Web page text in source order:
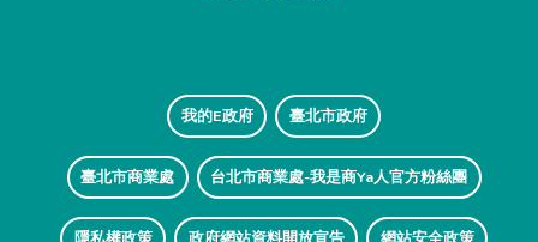
我的E政府 臺北市政府
臺北市商業處 台北市商業處-我是商Ya人官方粉絲團